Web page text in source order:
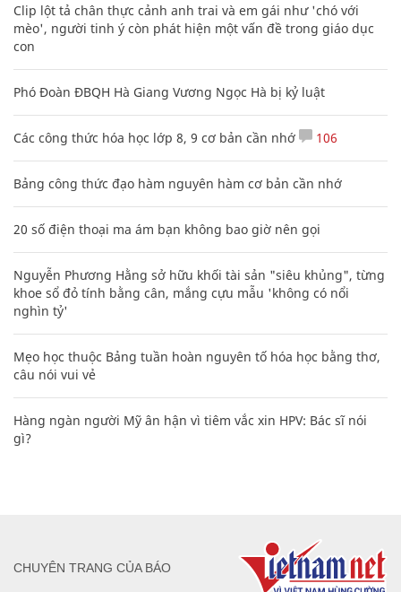
Clip lột tả chân thực cảnh anh trai và em gái như 'chó với
mèo', người tinh ý còn phát hiện một vấn đề trong giáo dục
con
Phó Đoàn ĐBQH Hà Giang Vương Ngọc Hà bị kỷ luật
Các công thức hóa học lớp 8, 9 cơ bản cần nhớ 106
Bảng công thức đạo hàm nguyên hàm cơ bản cần nhớ
20 số điện thoại ma ám bạn không bao giờ nên gọi
Nguyễn Phương Hằng sở hữu khối tài sản "siêu khủng", từng
khoe sổ đỏ tính bằng cân, mắng cựu mẫu 'không có nổi
nghìn tỷ'
Mẹo học thuộc Bảng tuần hoàn nguyên tố hóa học bằng thơ,
câu nói vui vẻ
Hàng ngàn người Mỹ ân hận vì tiêm vắc xin HPV: Bác sĩ nói
gì?
CHUYÊN TRANG CỦA BÁO